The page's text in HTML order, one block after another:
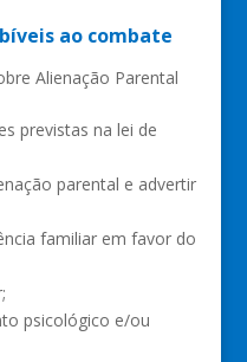
ao combate
Alienação Parental
previstas na lei de
parental e advertir
familiar em favor do
psicológico e/ou